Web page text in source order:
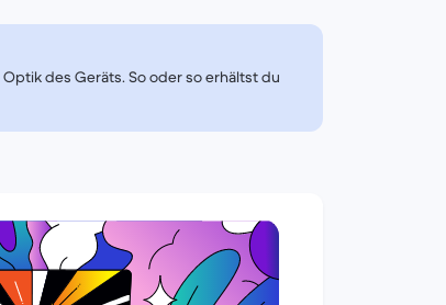
des Geräts. So oder so erhältst du